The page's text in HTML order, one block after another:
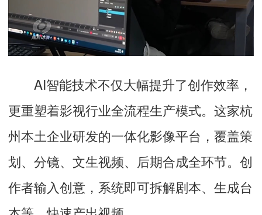
AI智能技术不仅大幅提升了创作效率，
更重塑着影视行业全流程生产模式。这家杭
州本土企业研发的一体化影像平台，覆盖策
划、分镜、文生视频、后期合成全环节。创
作者输入创意，系统即可拆解剧本、生成台